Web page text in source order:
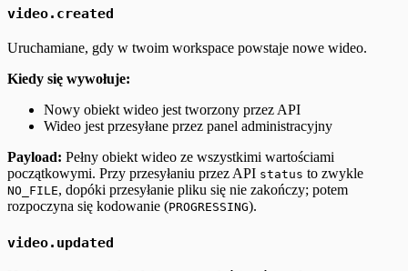
video.created
Uruchamiane, gdy w twoim workspace powstaje nowe wideo.
Kiedy się wywołuje:
Nowy obiekt wideo jest tworzony przez API
Wideo jest przesyłane przez panel administracyjny
Payload: Pełny obiekt wideo ze wszystkimi wartościami
początkowymi. Przy przesyłaniu przez API status to zwykle
NO_FILE, dopóki przesyłanie pliku się nie zakończy; potem
rozpoczyna się kodowanie (PROGRESSING).
video.updated